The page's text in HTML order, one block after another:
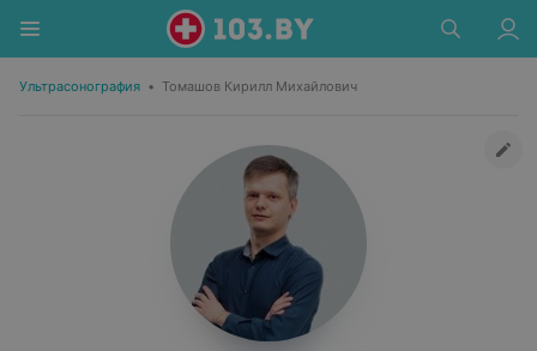
Ультрасонография • Томашов Кирилл Михайлович